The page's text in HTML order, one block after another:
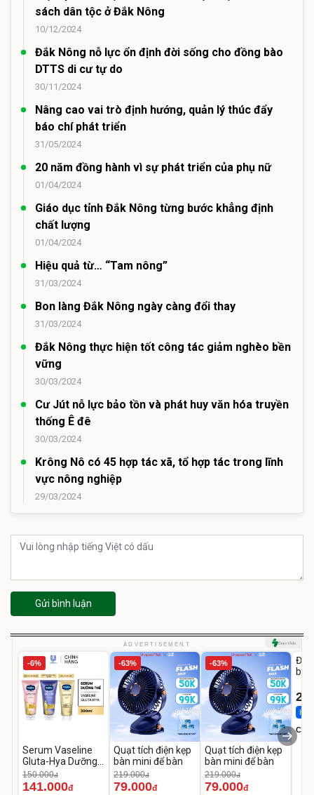
sách dân tộc ở Đắk Nông
10/12/2024
Đắk Nông nỗ lực ổn định đời sống cho đồng bào
DTTS di cư tự do
30/11/2024
Nâng cao vai trò định hướng, quản lý thúc đẩy
báo chí phát triển
31/05/2024
20 năm đồng hành vì sự phát triển của phụ nữ
01/04/2024
Giáo dục tỉnh Đắk Nông từng bước khẳng định
chất lượng
01/04/2024
Hiệu quả từ… “Tam nông”
31/03/2024
Bon làng Đắk Nông ngày càng đổi thay
31/03/2024
Đắk Nông thực hiện tốt công tác giảm nghèo bền
vững
30/03/2024
Cư Jút nỗ lực bảo tồn và phát huy văn hóa truyền
thống Ê đê
30/03/2024
Krông Nô có 45 hợp tác xã, tổ hợp tác trong lĩnh
vực nông nghiệp
29/03/2024
Gửi bình luận
ADVERTISEMENT
-6%
Serum Vaseline
Gluta-Hya Dưỡng
Da Sáng Mịn Sau 7
Ngày
150.000đ
141.000đ
-63%
Quạt tích điện kẹp
bàn mini để bàn
219.000đ
79.000đ
-63%
Quạt tích điện kẹp
bàn mini để bàn
219.000đ
79.000đ
Đai
bé
Hot